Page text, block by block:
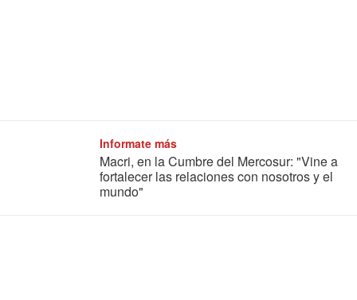
Informate más
Macri, en la Cumbre del Mercosur: "Vine a
fortalecer las relaciones con nosotros y el
mundo"